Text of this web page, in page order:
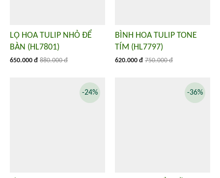
LỌ HOA TULIP NHỎ ĐỂ
BÀN (HL7801)
650.000 đ 880.000 đ
BÌNH HOA TULIP TONE
TÍM (HL7797)
620.000 đ 750.000 đ
-24% -36%